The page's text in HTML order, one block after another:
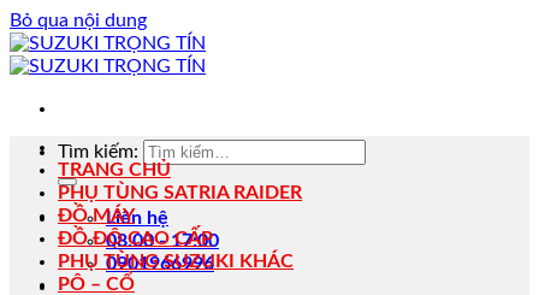
Bỏ qua nội dung
Tìm kiếm:
Liên hệ
08:00 - 17:00
0901966996
TRANG CHỦ
PHỤ TÙNG SATRIA RAIDER
ĐỒ MÁY
ĐỒ ĐỘ CAO CẤP
PHỤ TÙNG SUZUKI KHÁC
PÔ – CỔ